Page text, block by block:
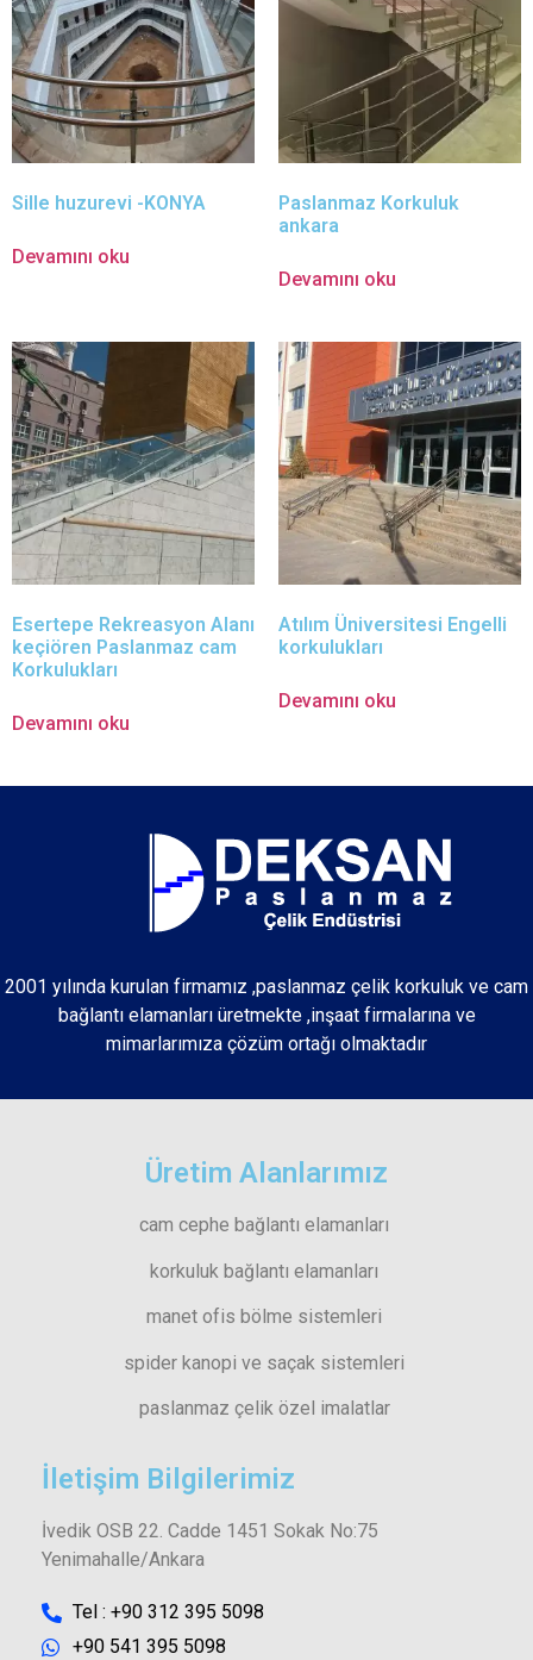
Sille huzurevi -KONYA
Devamını oku
Paslanmaz Korkuluk
ankara
Devamını oku
Esertepe Rekreasyon Alanı
keçiören Paslanmaz cam
Korkulukları
Devamını oku
Atılım Üniversitesi Engelli
korkulukları
Devamını oku
2001 yılında kurulan firmamız ,paslanmaz çelik korkuluk ve cam
bağlantı elamanları üretmekte ,inşaat firmalarına ve
mimarlarımıza çözüm ortağı olmaktadır
Üretim Alanlarımız
cam cephe bağlantı elamanları
korkuluk bağlantı elamanları
manet ofis bölme sistemleri
spider kanopi ve saçak sistemleri
paslanmaz çelik özel imalatlar
İletişim Bilgilerimiz
İvedik OSB 22. Cadde 1451 Sokak No:75
Yenimahalle/Ankara
Tel : +90 312 395 5098
+90 541 395 5098